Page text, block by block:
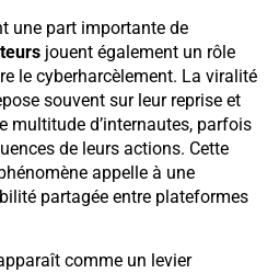
une part importante de
jouent également un rôle
le cyberharcèlement. La viralité
souvent sur leur reprise et
multitude d’internautes, parfois
de leurs actions. Cette
appelle à une
partagée entre plateformes
comme un levier